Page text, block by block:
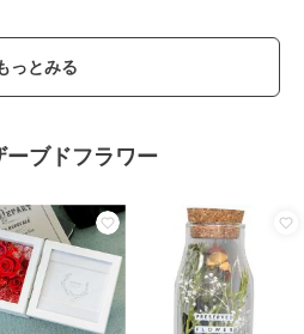
っとみる
ーブドフラワー